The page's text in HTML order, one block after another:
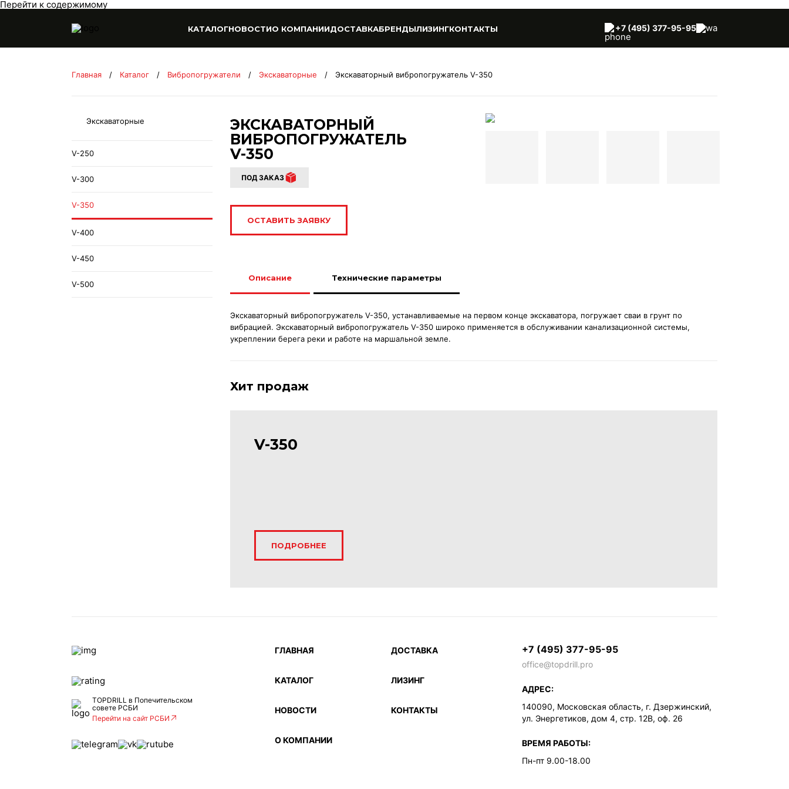
Перейти к содержимому
КАТАЛОГНОВОСТИО КОМПАНИИДОСТАВКАБРЕНДЫЛИЗИНГКОНТАКТЫ +7 (495) 377-95-95
Главная / Каталог / Вибропогружатели / Экскаваторные / Экскаваторный вибропогружатель V-350
Экскаваторные
V-250
V-300
V-350
V-400
V-450
V-500
ЭКСКАВАТОРНЫЙ
ВИБРОПОГРУЖАТЕЛЬ
V-350
ПОД ЗАКАЗ
ОСТАВИТЬ ЗАЯВКУ
Описание Технические параметры
Экскаваторный вибропогружатель V-350, устанавливаемые на первом конце экскаватора, погружает сваи в грунт по
вибрацией. Экскаваторный вибропогружатель V-350 широко применяется в обслуживании канализационной системы,
укреплении берега реки и работе на маршальной земле.
Хит продаж
V-350
ПОДРОБНЕЕ
TOPDRILL в Попечительском
совете РСБИ
Перейти на сайт РСБИ
ГЛАВНАЯ
КАТАЛОГ
НОВОСТИ
О КОМПАНИИ
ДОСТАВКА
ЛИЗИНГ
КОНТАКТЫ
+7 (495) 377-95-95
office@topdrill.pro
АДРЕС:
140090, Московская область, г. Дзержинский,
ул. Энергетиков, дом 4, стр. 12В, оф. 26
ВРЕМЯ РАБОТЫ:
Пн-пт 9.00-18.00